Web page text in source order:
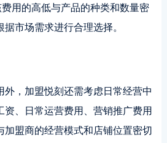
用的高低与产品的种类和数量密
市场需求进行合理选择。
外，加盟悦刻还需考虑日常经营中
资、日常运营费用、营销推广费用
加盟商的经营模式和店铺位置密切